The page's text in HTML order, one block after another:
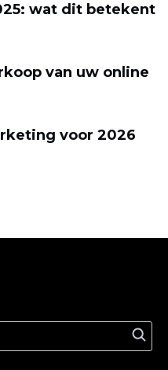
wat dit betekent
van uw online
voor 2026